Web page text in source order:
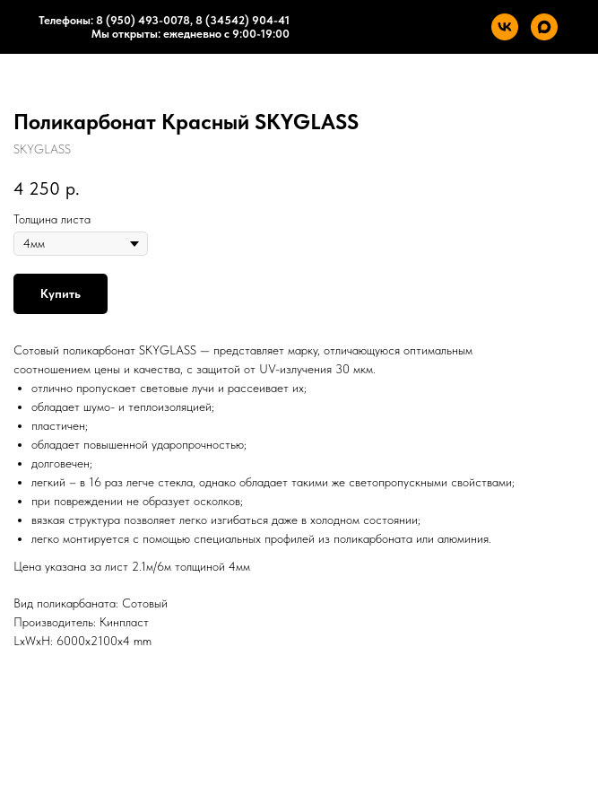
Телефоны: 8 (950) 493-0078, 8 (34542) 904-41
Мы открыты: ежедневно с 9:00-19:00
Поликарбонат Красный SKYGLASS
SKYGLASS
4 250 р.
Толщина листа
Купить
Сотовый поликарбонат SKYGLASS — представляет марку, отличающуюся оптимальным
соотношением цены и качества, с защитой от UV-излучения 30 мкм.
отлично пропускает световые лучи и рассеивает их;
обладает шумо- и теплоизоляцией;
пластичен;
обладает повышенной ударопрочностью;
долговечен;
легкий – в 16 раз легче стекла, однако обладает такими же светопропускными свойствами;
при повреждении не образует осколков;
вязкая структура позволяет легко изгибаться даже в холодном состоянии;
легко монтируется с помощью специальных профилей из поликарбоната или алюминия.
Цена указана за лист 2.1м/6м толщиной 4мм
Вид поликарбаната: Сотовый
Производитель: Кинпласт
LxWxH: 6000x2100x4 mm